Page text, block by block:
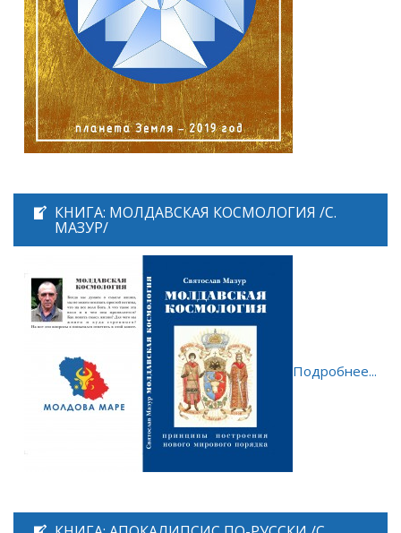
КНИГА: МОЛДАВСКАЯ КОСМОЛОГИЯ /С.
МАЗУР/
Подробнее...